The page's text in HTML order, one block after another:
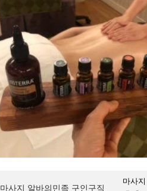
마사지 알바의민족 구인구직 마사지